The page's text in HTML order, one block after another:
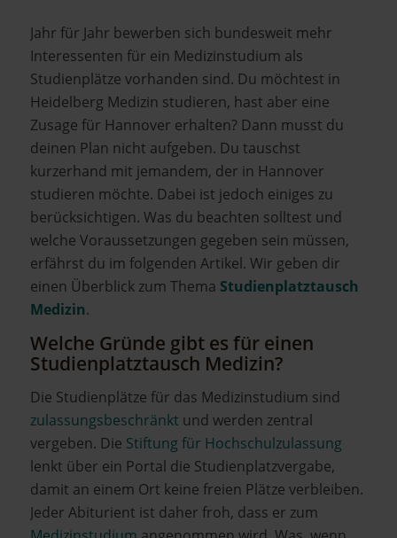
Jahr für Jahr bewerben sich bundesweit mehr
Interessenten für ein Medizinstudium als
Studienplätze vorhanden sind. Du möchtest in
Heidelberg Medizin studieren, hast aber eine
Zusage für Hannover erhalten? Dann musst du
deinen Plan nicht aufgeben. Du tauschst
kurzerhand mit jemandem, der in Hannover
studieren möchte. Dabei ist jedoch einiges zu
berücksichtigen. Was du beachten solltest und
welche Voraussetzungen gegeben sein müssen,
erfährst du im folgenden Artikel. Wir geben dir
einen Überblick zum Thema Studienplatztausch
Medizin.
Welche Gründe gibt es für einen
Studienplatztausch Medizin?
Die Studienplätze für das Medizinstudium sind
zulassungsbeschränkt und werden zentral
vergeben. Die Stiftung für Hochschulzulassung
lenkt über ein Portal die Studienplatzvergabe,
damit an einem Ort keine freien Plätze verbleiben.
Jeder Abiturient ist daher froh, dass er zum